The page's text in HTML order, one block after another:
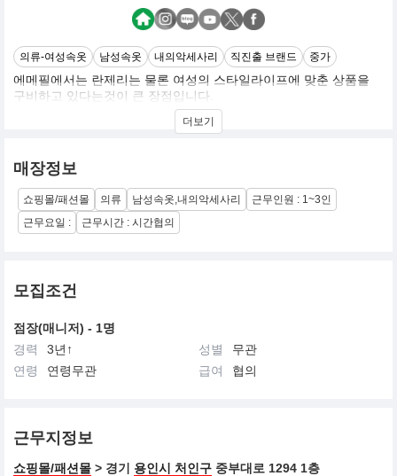
의류-여성속옷 남성속옷 내의악세사리 직진출 브랜드 중가
에메필에서는 란제리는 물론 여성의 스타일라이프에 맞춘 상품을
구비하고 있다는것이 큰 장점입니다.
맛을 보면 너무나도 맛있는 상품!
고객의 입장에서 기쁨을 주는 접객!
동종업계에서의 경쟁이아니라 세계에 없는 상품을 개발하고 언제나
"ONLY ONE"을 목표로 하고있습니다.
매장에는 언제나 새로운 신상품이 있습니다.
에메필은 사이즈가 풍부합니다.
이 30개 이상 출시되고 있습니다.
더보기
매장정보
쇼핑몰/패션몰 의류 남성속옷,내의악세사리
근무인원 : 1~3인
근무요일 :
근무시간 : 시간협의
모집조건
점장(매니저) - 1명
경력
3년↑ 성별
무관
연령
연령무관 급여 협의
근무지정보
쇼핑몰/패션몰 > 경기 용인시 처인구 중부대로 1294 1층